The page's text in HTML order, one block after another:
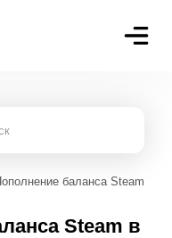
баланса Steam в
Steam в